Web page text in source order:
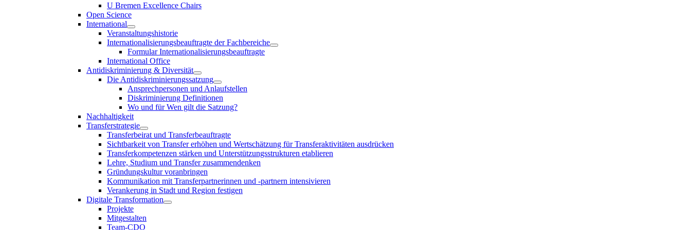
U Bremen Excellence Chairs
Open Science
International
Veranstaltungshistorie
Internationalisierungsbeauftragte der Fachbereiche
Formular Internationalisierungsbeauftragte
International Office
Antidiskriminierung & Diversität
Die Antidiskriminierungssatzung
Ansprechpersonen und Anlaufstellen
Diskriminierung Definitionen
Wo und für Wen gilt die Satzung?
Nachhaltigkeit
Transferstrategie
Transferbeirat und Transferbeauftragte
Sichtbarkeit von Transfer erhöhen und Wertschätzung für Transferaktivitäten ausdrücken
Transferkompetenzen stärken und Unterstützungsstrukturen etablieren
Lehre, Studium und Transfer zusammendenken
Gründungskultur voranbringen
Kommunikation mit Transferpartnerinnen und -partnern intensivieren
Verankerung in Stadt und Region festigen
Digitale Transformation
Projekte
Mitgestalten
Team-CDO